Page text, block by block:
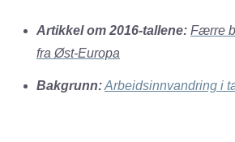
Artikkel om 2016-tallene: Færre
fra Øst-Europa
Bakgrunn:Arbeidsinnvandring i